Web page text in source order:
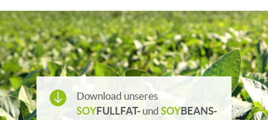

Download unseres
SOYFULLFAT-und SOYBEANS-